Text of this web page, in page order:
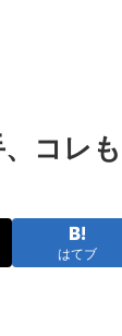
、コレ
はてブ